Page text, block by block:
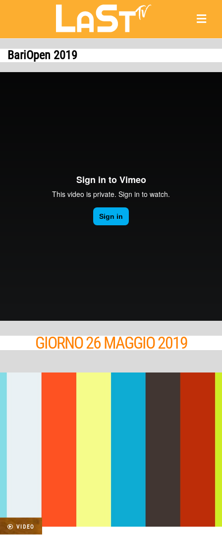
BariOpen 2019
GIORNO 26 MAGGIO 2019
VIDEO